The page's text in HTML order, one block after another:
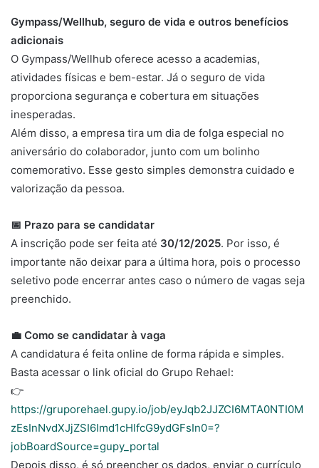
Gympass/Wellhub, seguro de vida e outros benefícios
adicionais
O Gympass/Wellhub oferece acesso a academias,
atividades físicas e bem-estar. Já o seguro de vida
proporciona segurança e cobertura em situações
inesperadas.
Além disso, a empresa tira um dia de folga especial no
aniversário do colaborador, junto com um bolinho
comemorativo. Esse gesto simples demonstra cuidado e
valorização da pessoa.
📅 Prazo para se candidatar
A inscrição pode ser feita até 30/12/2025. Por isso, é
importante não deixar para a última hora, pois o processo
seletivo pode encerrar antes caso o número de vagas seja
preenchido.
💼 Como se candidatar à vaga
A candidatura é feita online de forma rápida e simples.
Basta acessar o link oficial do Grupo Rehael:
👉
https://gruporehael.gupy.io/job/eyJqb2JJZCI6MTA0NTI0M
zEsInNvdXJjZSI6Imd1cHlfcG9ydGFsIn0=?
jobBoardSource=gupy_portal
Depois disso, é só preencher os dados, enviar o currículo